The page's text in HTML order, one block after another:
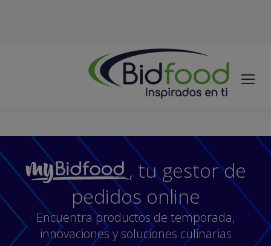
, tu gestor de
pedidos online
Encuentra productos de temporada,
innovaciones y soluciones culinarias